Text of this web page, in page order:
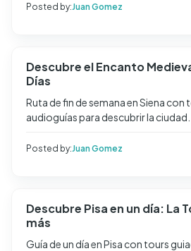
Posted by:Juan Gomez
Descubre el Encanto
Días
Ruta de fin de semana en Siena con
audioguías para descubrir la ciudad.
Posted by:Juan Gomez
Descubre Pisa en un día: La
más
Guía de un día en Pisa con tours